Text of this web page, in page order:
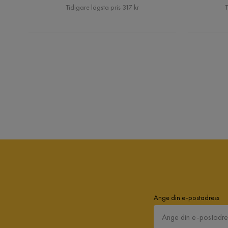
Pris
Tidigare lägsta pris 317 kr
Ange din e-postadress